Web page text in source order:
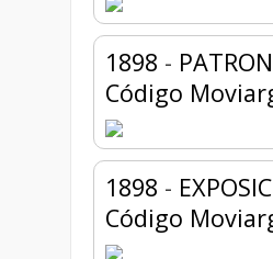
1898 -
Código
1898 -
Código